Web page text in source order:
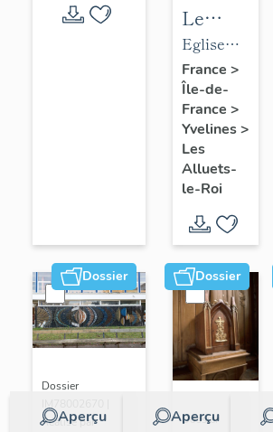
Le
mobilier
de
l'église
Saint-
Nicolas
Eglise
paroissiale
Saint-
Nicolas
France >
Île-de-
France >
Yvelines>
Les
Alluets-
le-Roi
Dossier
Aperçu
Dossier
IM78002670 |
Réalisé par
Dossier
Aperçu
Dossier